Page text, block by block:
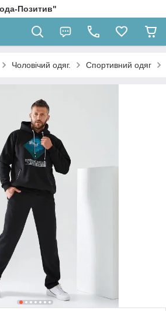
Позитив"
Чоловічий одяг. Спортивний одяг